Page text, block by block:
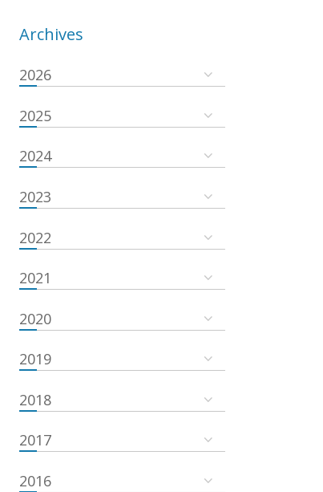
Archives
2026
2025
2024
2023
2022
2021
2020
2019
2018
2017
2016